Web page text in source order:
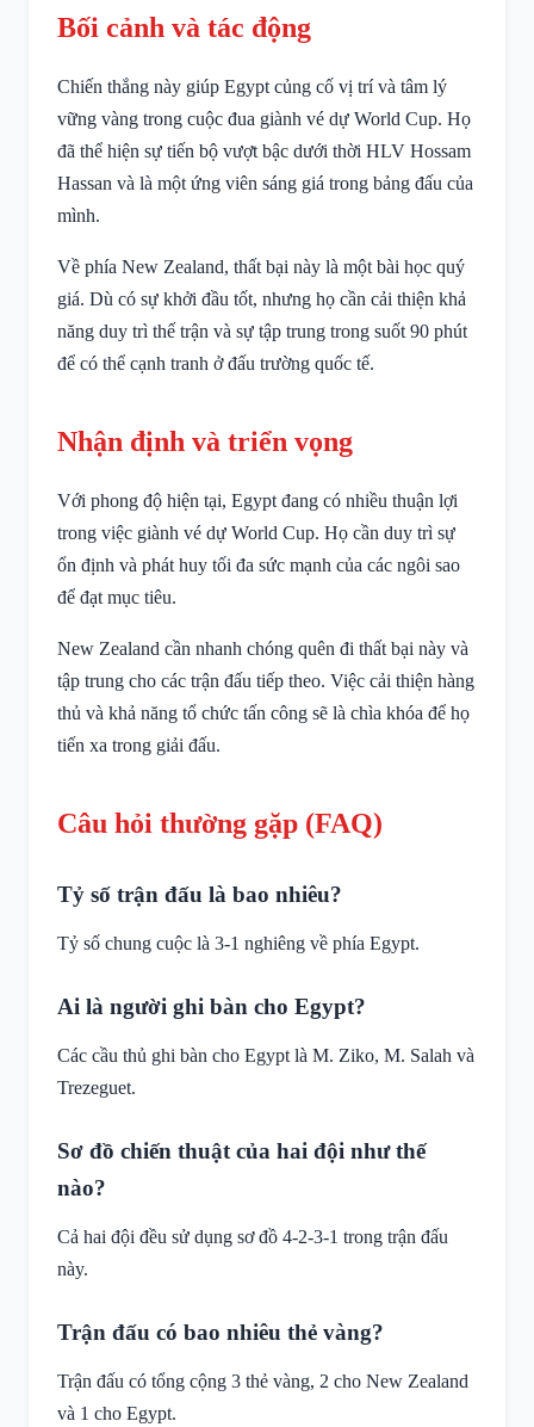
Bối cảnh và tác động
Chiến thắng này giúp Egypt củng cố vị trí và tâm lý
vững vàng trong cuộc đua giành vé dự World Cup. Họ
đã thể hiện sự tiến bộ vượt bậc dưới thời HLV Hossam
Hassan và là một ứng viên sáng giá trong bảng đấu của
mình.
Về phía New Zealand, thất bại này là một bài học quý
giá. Dù có sự khởi đầu tốt, nhưng họ cần cải thiện khả
năng duy trì thế trận và sự tập trung trong suốt 90 phút
để có thể cạnh tranh ở đấu trường quốc tế.
Nhận định và triển vọng
Với phong độ hiện tại, Egypt đang có nhiều thuận lợi
trong việc giành vé dự World Cup. Họ cần duy trì sự
ổn định và phát huy tối đa sức mạnh của các ngôi sao
để đạt mục tiêu.
New Zealand cần nhanh chóng quên đi thất bại này và
tập trung cho các trận đấu tiếp theo. Việc cải thiện hàng
thủ và khả năng tổ chức tấn công sẽ là chìa khóa để họ
tiến xa trong giải đấu.
Câu hỏi thường gặp (FAQ)
Tỷ số trận đấu là bao nhiêu?
Tỷ số chung cuộc là 3-1 nghiêng về phía Egypt.
Ai là người ghi bàn cho Egypt?
Các cầu thủ ghi bàn cho Egypt là M. Ziko, M. Salah và
Trezeguet.
Sơ đồ chiến thuật của hai đội như thế
nào?
Cả hai đội đều sử dụng sơ đồ 4-2-3-1 trong trận đấu
này.
Trận đấu có bao nhiêu thẻ vàng?
Trận đấu có tổng cộng 3 thẻ vàng, 2 cho New Zealand
và 1 cho Egypt.